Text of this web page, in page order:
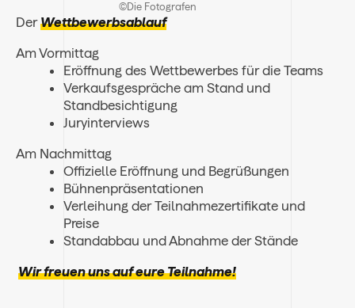
©Die Fotografen
DerWettbewerbsablauf
Am Vormittag
Eröffnung des Wettbewerbes für die Teams
Verkaufsgespräche am Stand und
Standbesichtigung
Juryinterviews
Am Nachmittag
Offizielle Eröffnung und Begrüßungen
Bühnenpräsentationen
Verleihung der Teilnahmezertifikate und
Preise
Standabbau und Abnahme der Stände
Wir freuen uns auf eure Teilnahme!